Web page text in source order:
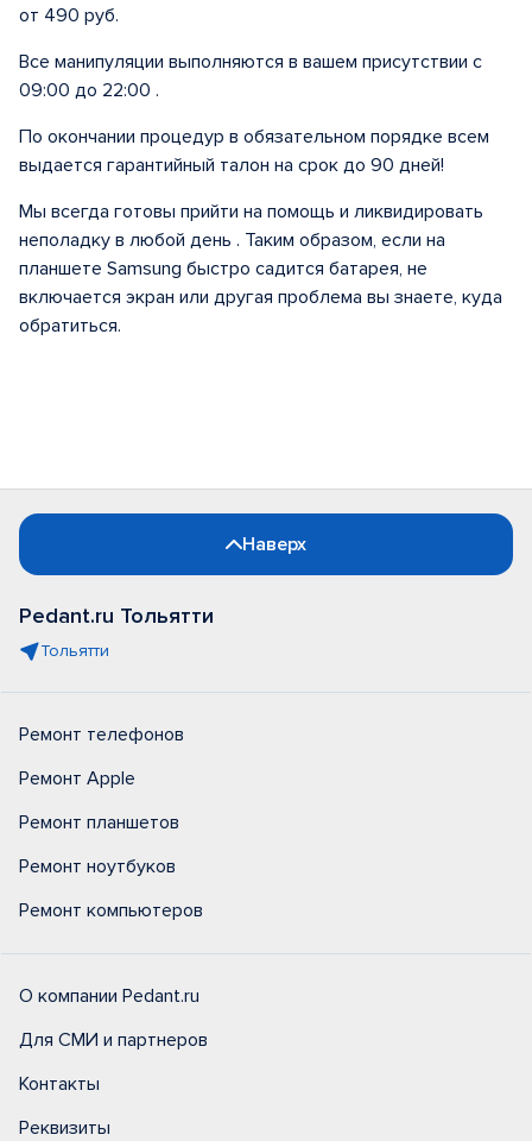
от 490 руб.
Все манипуляции выполняются в вашем присутствии с
09:00 до 22:00 .
По окончании процедур в обязательном порядке всем
выдается гарантийный талон на срок до 90 дней!
Мы всегда готовы прийти на помощь и ликвидировать
неполадку в любой день . Таким образом, если на
планшете Samsung быстро садится батарея, не
включается экран или другая проблема вы знаете, куда
обратиться.
Наверх
Pedant.ru Тольятти
Тольятти
Ремонт телефонов
Ремонт Apple
Ремонт планшетов
Ремонт ноутбуков
Ремонт компьютеров
О компании Pedant.ru
Для СМИ и партнеров
Контакты
Реквизиты